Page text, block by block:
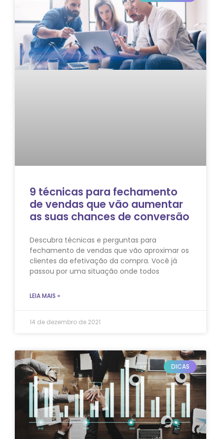
9 técnicas para fechamento
de vendas que vão aumentar
as suas chances de conversão
Descubra técnicas e perguntas para
fechamento de vendas que vão aproximar os
clientes da efetivação da compra. Você já
passou por uma situação onde todos
LEIA MAIS »
14 de dezembro de 2021
DICAS